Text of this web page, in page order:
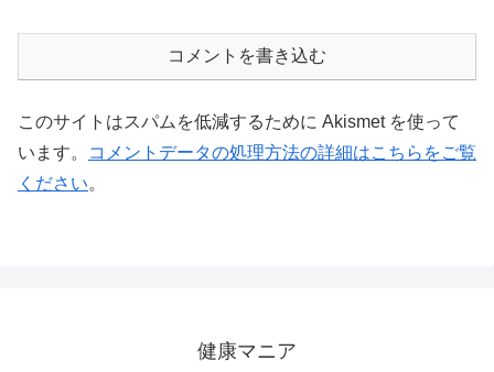
コメントを書き込む
このサイトはスパムを低減するために Akismet を使って
います。
コメントデータの処理方法の詳細はこちらをご覧
ください。
健康マニア